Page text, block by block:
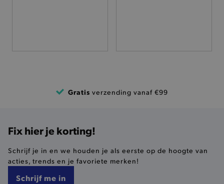
Gratis verzending vanaf €99
Fix hier je korting!
Schrijf je in en we houden je als eerste op de hoogte van
acties, trends en je favoriete merken!
Schrijf me in
smulervaring op de site en zorgen ervoor dat de
selected-val
pickupStoreVal